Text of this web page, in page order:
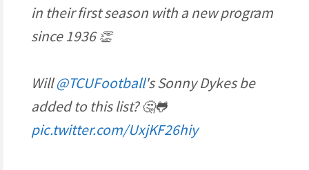
in their first season with a new program
since 1936 👏
Will@TCUFootball's Sonny Dykes be
added to this list? 🤔🐸
pic.twitter.com/UxjKF26hiy